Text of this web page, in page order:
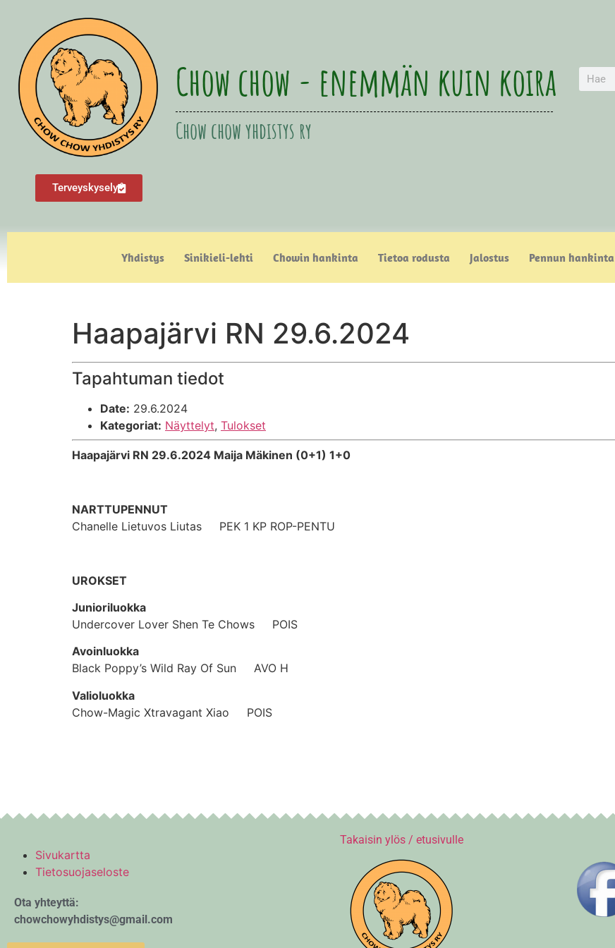
Terveyskysely
Chow chow - enemmän kuin koira
Chow chow yhdistys ry
Yhdistys Sinikieli-lehti Chowin hankinta Tietoa rodusta Jalostus Pennun hankinta
Haapajärvi RN 29.6.2024
Tapahtuman tiedot
Date: 29.6.2024
Kategoriat: Näyttelyt, Tulokset
Haapajärvi RN 29.6.2024 Maija Mäkinen (0+1) 1+0
NARTTUPENNUT
Chanelle Lietuvos Liutas PEK 1 KP ROP-PENTU
UROKSET
Junioriluokka
Undercover Lover Shen Te Chows POIS
Avoinluokka
Black Poppy’s Wild Ray Of Sun AVO H
Valioluokka
Chow-Magic Xtravagant Xiao POIS
Sivukartta
Tietosuojaseloste
Ota yhteyttä:
chowchowyhdistys@gmail.com
Takaisin ylös / etusivulle